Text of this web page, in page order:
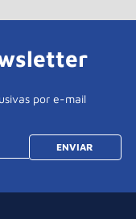
por e-mail
ENVIAR